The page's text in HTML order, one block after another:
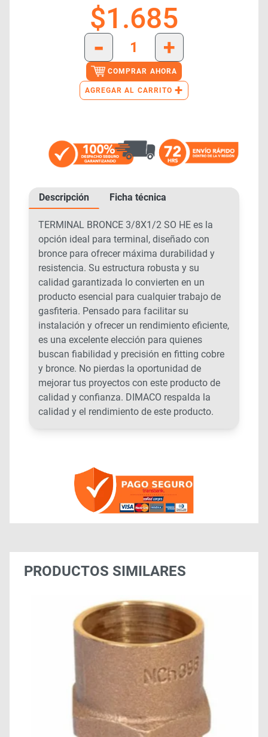
$1.685
-
+
COMPRAR AHORA
AGREGAR AL CARRITO +
Descripción Ficha técnica
TERMINAL BRONCE 3/8X1/2 SO HE es la
opción ideal para terminal, diseñado con
bronce para ofrecer máxima durabilidad y
resistencia. Su estructura robusta y su
calidad garantizada lo convierten en un
producto esencial para cualquier trabajo de
gasfiteria. Pensado para facilitar su
instalación y ofrecer un rendimiento eficiente,
es una excelente elección para quienes
buscan fiabilidad y precisión en fitting cobre
y bronce. No pierdas la oportunidad de
mejorar tus proyectos con este producto de
calidad y confianza. DIMACO respalda la
calidad y el rendimiento de este producto.
PRODUCTOS SIMILARES